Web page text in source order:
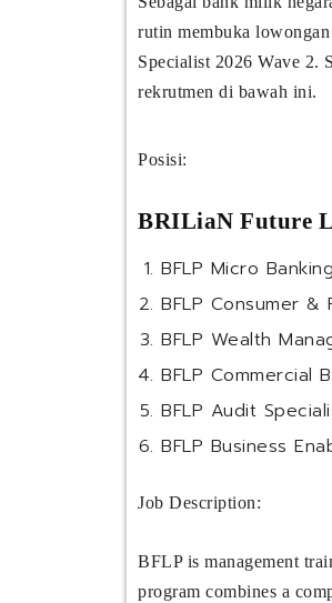
rutin membuka
Specialist 2026 Wave 2.
rekrutmen di bawah ini.
Posisi:
BRILiaN Future
BFLP Micro
BFLP Consumer &
BFLP Wealth
BFLP Commercial
BFLP Audit
BFLP Business
Job Description:
BFLP is management
program combines a